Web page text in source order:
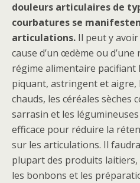
douleurs articulaires de
courbatures se
articulations. Il peut y
cause d’un œdème ou d’une
régime alimentaire pacifiant
piquant, astringent et aigre,
chauds, les céréales sèches
sarrasin et les
efficace pour réduire la
sur les articulations. Il
plupart des produits
les bonbons et les